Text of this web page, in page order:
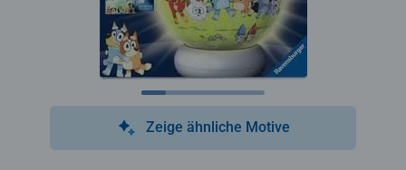
Zeige ähnliche Motive